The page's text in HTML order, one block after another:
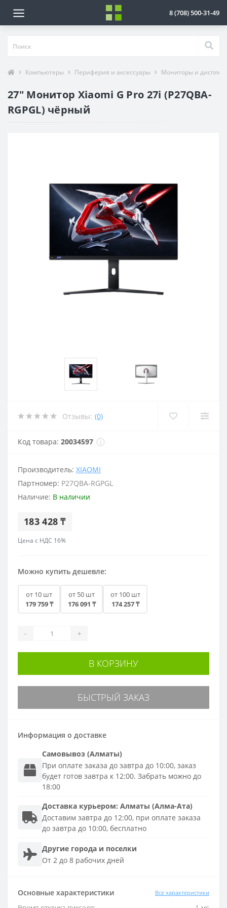
8 (708) 500-31-49
Компьютеры Периферия и аксессуары Мониторы и дисплеи
27" Монитор Xiaomi G Pro 27i (P27QBA-
RGPGL) чёрный
Отзывы: (0)
Код товара: 20034597
Производитель: XIAOMI
Партномер: P27QBA-RGPGL
Наличие: В наличии
183 428 ₸
Цена с НДС 16%
Можно купить дешевле:
от 10 шт
179 759 ₸
от 50 шт
176 091 ₸
от 100 шт
174 257 ₸
- +
В КОРЗИНУ
БЫСТРЫЙ ЗАКАЗ
Информация о доставке
Самовывоз (Алматы)
При оплате заказа до завтра до 10:00, заказ
будет готов завтра к 12:00. Забрать можно до
18:00
Доставка курьером: Алматы (Алма-Ата)
Доставим завтра до 12:00, при оплате заказа
до завтра до 10:00, бесплатно
Другие города и поселки
От 2 до 8 рабочих дней
Основные характеристики Все характеристики